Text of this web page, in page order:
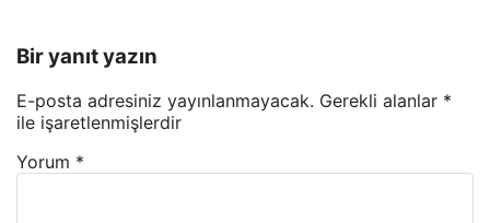
Bir yanıt yazın
E-posta adresiniz yayınlanmayacak. Gerekli alanlar *
ile işaretlenmişlerdir
Yorum *